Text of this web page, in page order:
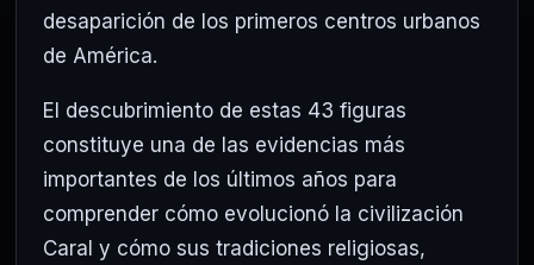
desaparición de los primeros centros urbanos
de América.
El descubrimiento de estas 43 figuras
constituye una de las evidencias más
importantes de los últimos años para
comprender cómo evolucionó la civilización
Caral y cómo sus tradiciones religiosas,